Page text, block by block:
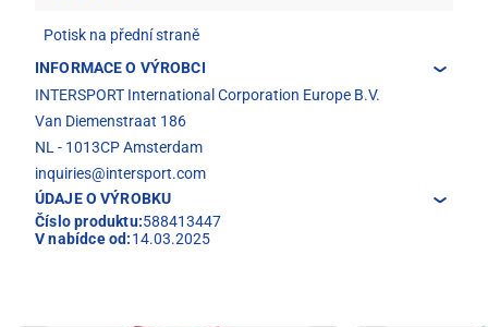
Potisk na přední straně
INFORMACE O VÝROBCI
INTERSPORT International Corporation Europe B.V.
Van Diemenstraat 186
NL - 1013CP Amsterdam
inquiries@intersport.com
ÚDAJE O VÝROBKU
Číslo produktu:588413447
V nabídce od:14.03.2025